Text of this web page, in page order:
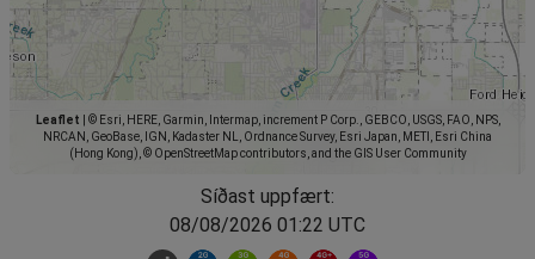
Leaflet
© Esri, HERE, Garmin, Intermap, increment P Corp., GEBCO, USGS, FAO, NPS,
NRCAN, GeoBase, IGN, Kadaster NL, Ordnance Survey, Esri Japan, METI, Esri China
(Hong Kong), © OpenStreetMap contributors, and the GIS User Community
Síðast uppfært:
08/08/2026 01:22 UTC